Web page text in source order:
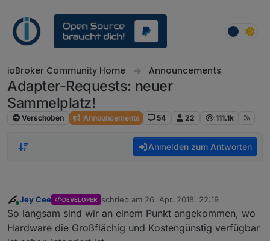
ioBroker Community Home Announcements
Adapter-Requests: neuer
Sammelplatz!
Verschoben Announcements 54 22 111.1k
Anmelden zum Antworten
Online
Jey Cee DEVELOPER schrieb am 26. Apr. 2018, 22:19
zuletzt editiert von
So langsam sind wir an einem Punkt angekommen, wo
Hardware die Großflächig und Kostengünstig verfügbar